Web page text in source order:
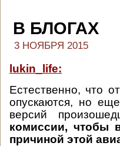
В БЛОГАХ
3 НОЯБРЯ 2015
lukin_life:
Естественно, что
опускаются, но
версий
комиссии, чтобы
причиной этой